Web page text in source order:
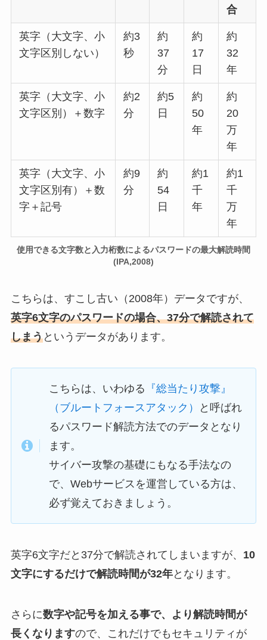
合
英字（大文字、小
文字区別しない）
約3
秒
約
37
分
約
17
日
約
32
年
英字（大文字、小
文字区別）＋数字
約2
分
約5
日
約
50
年
約
20
万
年
英字（大文字、小
文字区別有）＋数
字＋記号
約9
分
約
54
日
約1
千
年
約1
千
万
年
使用できる文字数と入力桁数によるパスワードの最大解読時間
(IPA,2008)
こちらは、すこし古い（2008年）データですが、
英字6文字のパスワードの場合、37分で解読されて
しまうというデータがあります。
こちらは、いわゆる 『総当たり攻撃』
（ブルートフォースアタック）
と呼ばれ
るパスワード解読方法でのデータとなり
ます。
サイバー攻撃の基礎にもなる手法なの
で、Webサービスを運営している方は、
必ず覚えておきましょう。
英字6文字だと37分で解読されてしまいますが、 10
文字にするだけで解読時間が32年となります。
さらに数字や記号を加える事で、より解読時間が
長くなりますので、これだけでもセキュリティが